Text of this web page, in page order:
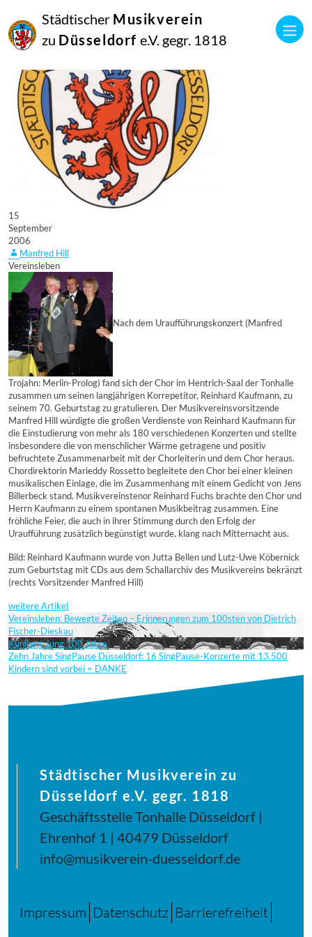
Städtischer Musikverein
zu Düsseldorf e.V. gegr. 1818
15
September
2006
Manfred Hill
Vereinsleben
Nach dem Uraufführungskonzert (Manfred
Trojahn: Merlin-Prolog) fand sich der Chor im Hentrich-Saal der Tonhalle
zusammen um seinen langjährigen Korrepetitor, Reinhard Kaufmann, zu
seinem 70. Geburtstag zu gratulieren. Der Musikvereinsvorsitzende
Manfred Hill würdigte die großen Verdienste von Reinhard Kaufmann für
die Einstudierung von mehr als 180 verschiedenen Konzerten und stellte
insbesondere die von menschlicher Wärme getragene und positiv
befruchtete Zusammenarbeit mit der Chorleiterin und dem Chor heraus.
Chordirektorin Marieddy Rossetto begleitete den Chor bei einer kleinen
musikalischen Einlage, die im Zusammenhang mit einem Gedicht von Jens
Billerbeck stand. Musikvereinstenor Reinhard Fuchs brachte den Chor und
Herrn Kaufmann zu einem spontanen Musikbeitrag zusammen. Eine
fröhliche Feier, die auch in ihrer Stimmung durch den Erfolg der
Uraufführung zusätzlich begünstigt wurde, klang nach Mitternacht aus.
Bild: Reinhard Kaufmann wurde von Jutta Bellen und Lutz-Uwe Köbernick
zum Geburtstag mit CDs aus dem Schallarchiv des Musikvereins bekränzt
(rechts Vorsitzender Manfred Hill)
weitere Artikel
Vereinsleben: Bewegte Zeiten – Erinnerungen zum 100sten von Dietrich
Fischer-Dieskau
Kunibert Jung 100 Jahre
Zehn Jahre SingPause Düsseldorf: 16 SingPause-Konzerte mit 13.500
Kindern sind vorbei = DANKE
Städtischer Musikverein zu
Düsseldorf e.V. gegr. 1818
Geschäftsstelle Tonhalle Düsseldorf |
Ehrenhof 1 | 40479 Düsseldorf
info@musikverein-duesseldorf.de
Impressum Datenschutz Barrierefreiheit